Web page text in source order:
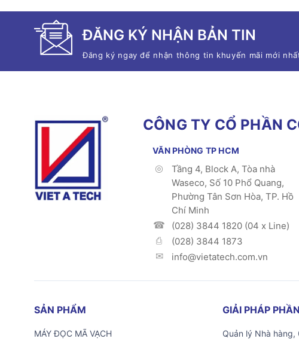
ĐĂNG KÝ NHẬN BẢN TIN
Đăng ký ngay để nhận thông tin khuyến mãi mới
CÔNG TY CỔ PHẦN
VĂN PHÒNG TP HCM
Tầng 4, Block A, Tòa nhà
Waseco, Số 10 Phổ Quang,
Phường Tân Sơn Hòa, TP. Hồ
Chí Minh
(028) 3844 1820 (04 x Line)
(028) 3844 1873
info@vietatech.com.vn
SẢN PHẨM
MÁY ĐỌC MÃ VẠCH
GIẢI PHÁP
Quản lý Nhà hàng,